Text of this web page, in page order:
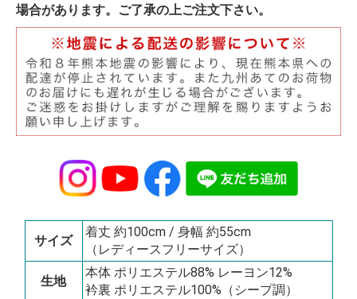
場合があります。ご了承の上ご注文下さい。
サイズ
着丈 約100cm / 身幅 約55cm
（レディースフリーサイズ）
生地
本体 ポリエステル88% レーヨン12%
衿裏 ポリエステル100%（シープ調）